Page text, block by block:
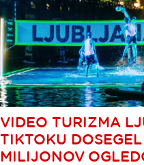
VIDEO TURIZMA
TIKTOKU DOSEGEL
MILIJONOV